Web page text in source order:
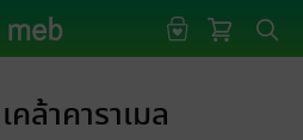
คล้าคาราเมล